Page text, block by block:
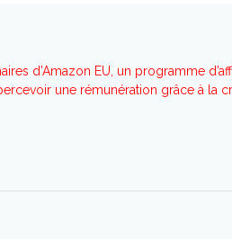
d’Amazon EU, un programme
une rémunération grâce à la